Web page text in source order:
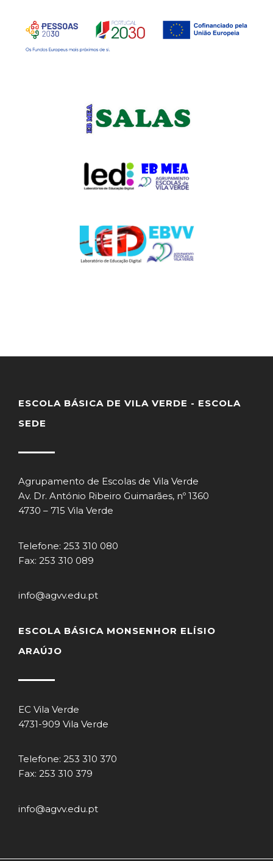
ESCOLA BÁSICA DE VILA VERDE - ESCOLA
SEDE
Agrupamento de Escolas de Vila Verde
Av. Dr. António Ribeiro Guimarães, nº 1360
4730 – 715 Vila Verde
Telefone: 253 310 080
Fax: 253 310 089
info@agvv.edu.pt
ESCOLA BÁSICA MONSENHOR ELÍSIO
ARAÚJO
EC Vila Verde
4731-909 Vila Verde
Telefone: 253 310 370
Fax: 253 310 379
info@agvv.edu.pt